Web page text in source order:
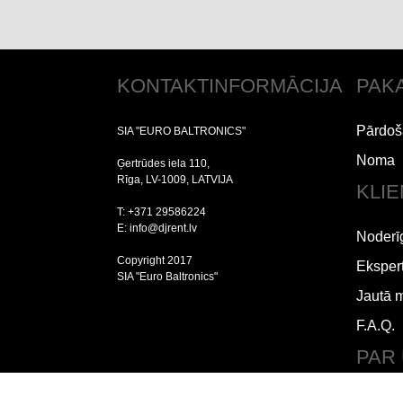
KONTAKTINFORMĀCIJA
SIA "EURO BALTRONICS"
Ģertrūdes iela 110,
Rīga, LV-1009, LATVIJA
T: +371 29586224
E: info@djrent.lv
Copyright 2017
SIA "Euro Baltronics"
Noma
Jautā
F.A.Q.
PAR